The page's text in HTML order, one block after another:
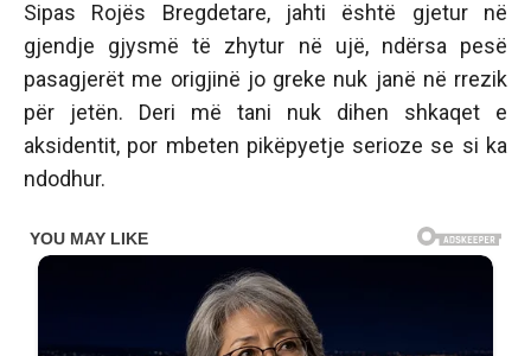
Sipas Rojës Bregdetare, jahti është gjetur në
gjendje gjysmë të zhytur në ujë, ndërsa pesë
pasagjerët me origjinë jo greke nuk janë në rrezik
për jetën. Deri më tani nuk dihen shkaqet e
aksidentit, por mbeten pikëpyetje serioze se si ka
ndodhur.